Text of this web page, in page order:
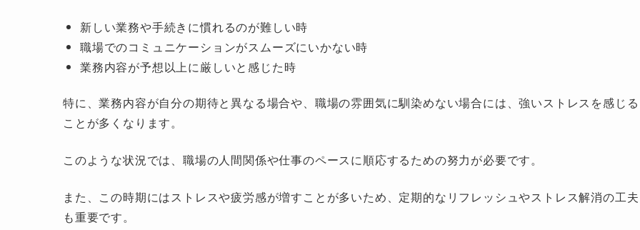
新しい業務や手続きに慣れるのが難しい時
職場でのコミュニケーションがスムーズにいかない時
業務内容が予想以上に厳しいと感じた時
特に、業務内容が自分の期待と異なる場合や、職場の雰囲気に馴染めない場合には、強いストレスを感じる
ことが多くなります。
このような状況では、職場の人間関係や仕事のペースに順応するための努力が必要です。
また、この時期にはストレスや疲労感が増すことが多いため、定期的なリフレッシュやストレス解消の工夫
も重要です。